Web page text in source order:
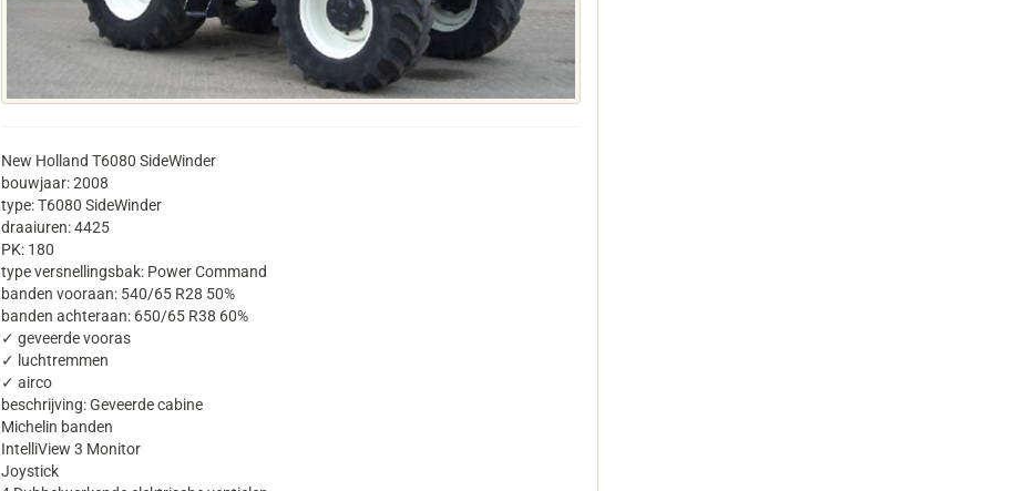
New Holland T6080 SideWinder
bouwjaar: 2008
type: T6080 SideWinder
draaiuren: 4425
PK: 180
type versnellingsbak: Power Command
banden vooraan: 540/65 R28 50%
banden achteraan: 650/65 R38 60%
✓ geveerde vooras
✓ luchtremmen
✓ airco
beschrijving: Geveerde cabine
Michelin banden
IntelliView 3 Monitor
Joystick